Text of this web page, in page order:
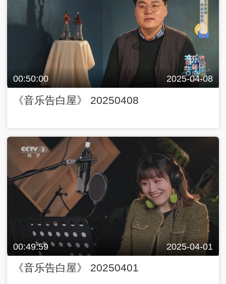
00:50:00 2025-04-08
《音乐告白屋》 20250408
00:49:59 2025-04-01
《音乐告白屋》 20250401